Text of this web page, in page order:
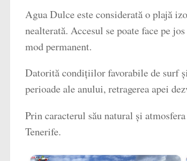
Agua Dulce este considerată o plajă
nealterată. Accesul se poate face pe
mod permanent.
Datorită condițiilor favorabile de surf
perioade ale anului, retragerea apei
Prin caracterul său natural și
Tenerife.